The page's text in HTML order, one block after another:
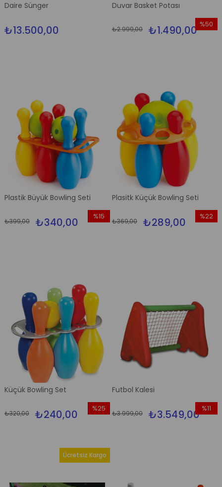
Daire Sünger
₺13.500,00
Duvar Basket Potası
₺1.490,00
₺2.999,00
%50
Plastik Büyük Bowling Seti
₺340,00
₺399,00
%15
Plasitk Küçük Bowling Seti
₺289,00
₺369,00
%22
Küçük Bowling Set
₺240,00
₺320,00
%25
Futbol Kalesi
₺3.549,00
₺3.999,00
%11
İndirim
Ücretsiz Kargo